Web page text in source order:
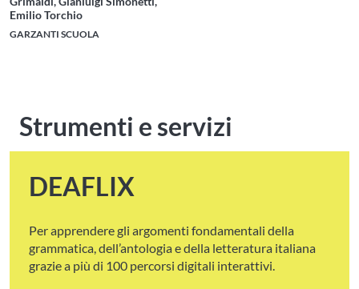
Emilio Torchio
GARZANTI SCUOLA
Strumenti e servizi
DEAFLIX
Per apprendere gli argomenti fondamentali della
grammatica, dell’antologia e della letteratura italiana
grazie a più di 100 percorsi digitali interattivi.